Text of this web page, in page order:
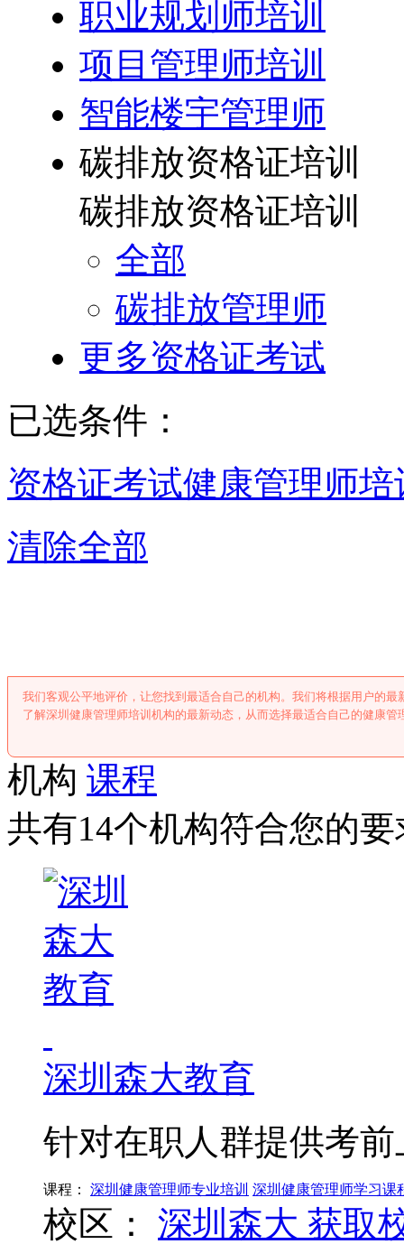
职业规划师培训
项目管理师培训
智能楼宇管理师
碳排放资格证培训
碳排放资格证培训
全部
碳排放管理师
更多资格证考试
已选条件：
资格证考试健康管理师培
清除全部
我们客观公平地评价，让您找到最适合自己的机构。我们将根据用户的
了解深圳健康管理师培训机构的最新动态，从而选择最适合自己的健康管
机构 课程
共有14个机构符合您的要
深圳森大教育
针对在职人群提供考
课程： 深圳健康管理师专业培训 深圳健康管理师学习课
校区： 深圳森大 获取